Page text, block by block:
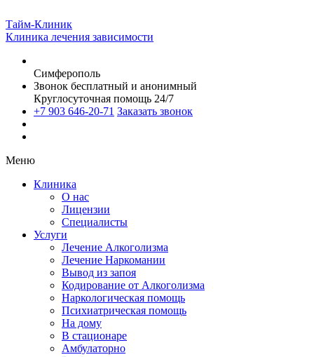
Тайм-Клиник
Клиника лечения зависимости
Симферополь
Звонок бесплатный и анонимный
Круглосуточная помощь 24/7
+7 903 646-20-71 Заказать звонок
Меню
Клиника
О нас
Лицензии
Специалисты
Услуги
Лечение Алкоголизма
Лечение Наркомании
Вывод из запоя
Кодирование от Алкоголизма
Наркологическая помощь
Психиатрическая помощь
На дому
В стационаре
Амбулаторно